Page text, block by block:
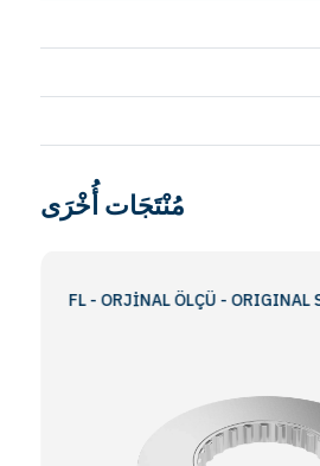
مُنْتَجَات أُخْرَى
/ FL - ORJİNAL ÖLÇÜ - ORIGINAL SIZE